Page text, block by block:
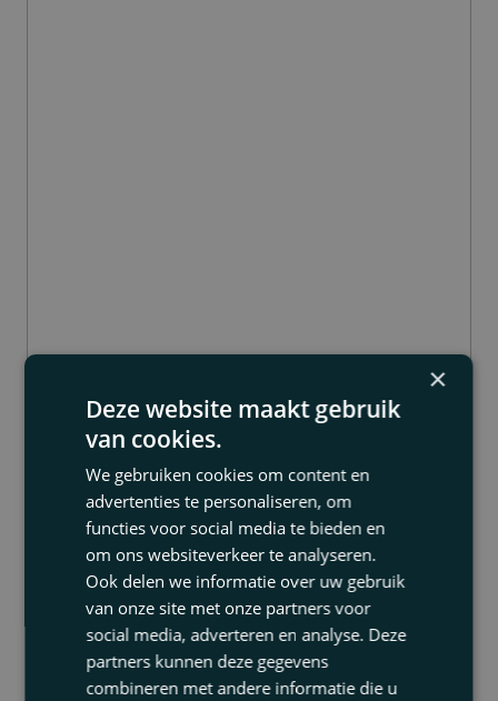
×
Deze website maakt gebruik
van cookies.
We gebruiken cookies om content en
advertenties te personaliseren, om
functies voor social media te bieden en
om ons websiteverkeer te analyseren.
Ook delen we informatie over uw gebruik
van onze site met onze partners voor
social media, adverteren en analyse. Deze
partners kunnen deze gegevens
combineren met andere informatie die u